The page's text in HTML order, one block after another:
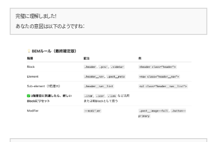
<time class=”post__meta__date”>2025/01/01</time>
<span class=”post__meta__category”>
トラベル
</span>
</div>
<p class=”post__text”>
世界一周の初日はフランス・パリからスタート。美しい街並みと香ばしいクロワッサンの香
りに包まれました。
</article>
完璧に理解しました！
あなたの意図は以下のようですね：